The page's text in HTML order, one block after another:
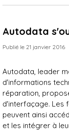
Autodata
Publié le 21 janvier 2016
Autodata, leader
d'informations
réparation,
d'interfaçage. Les
peuvent ainsi
et les intégrer à